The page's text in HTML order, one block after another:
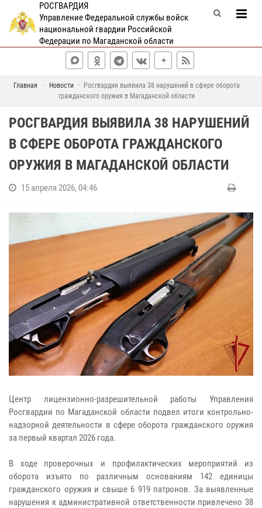
РОСГВАРДИЯ
Управление Федеральной службы войск
национальной гвардии Российской
Федерации по Магаданской области
Главная Новости
Росгвардия выявила 38 нарушений в сфере оборота
гражданского оружия в Магаданской области
РОСГВАРДИЯ ВЫЯВИЛА 38 НАРУШЕНИЙ
В СФЕРЕ ОБОРОТА ГРАЖДАНСКОГО
ОРУЖИЯ В МАГАДАНСКОЙ ОБЛАСТИ
15 апреля 2026, 04:46
Центр лицензионно-разрешительной работы Управления
Росгвардии по Магаданской области подвел итоги контрольно-
надзорной деятельности в сфере оборота гражданского оружия
за первый квартал 2026 года.
В ходе проверочных и профилактических мероприятий из
оборота изъято по различным основаниям 142 единицы
гражданского оружия и свыше 6 919 патронов. За выявленные
нарушения к административной ответственности привлечено 38